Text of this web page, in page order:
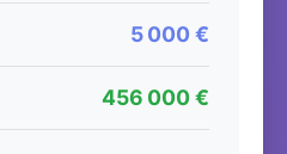
5 000 €
456 000 €